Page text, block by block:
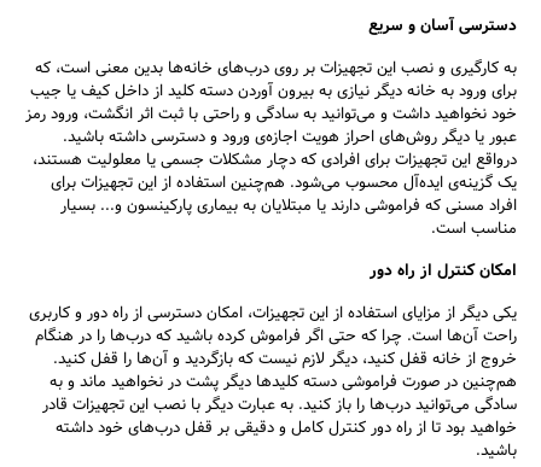
دسترسی آسان و سریع
به کارگیری و نصب این تجهیزات بر روی درب‌های خانه‌ها بدین معنی است، که
برای ورود به خانه دیگر نیازی به بیرون آوردن دسته کلید از داخل کیف یا جیب
خود نخواهید داشت و می‌توانید به سادگی و راحتی با ثبت اثر انگشت، ورود رمز
عبور یا دیگر روش‌های احراز هویت اجازه‌ی ورود و دسترسی داشته باشید.
درواقع این تجهیزات برای افرادی که دچار مشکلات جسمی یا معلولیت هستند،
یک گزینه‌ی ایده‌آل محسوب می‌شود. هم‌چنین استفاده از این تجهیزات برای
افراد مسنی که فراموشی دارند یا مبتلایان به بیماری پارکینسون و... بسیار
مناسب است.
امکان کنترل از راه دور
یکی دیگر از مزایای استفاده از این تجهیزات، امکان دسترسی از راه دور و کاربری
راحت آن‌ها است. چرا که حتی اگر فراموش کرده باشید که درب‌ها را در هنگام
خروج از خانه قفل کنید، دیگر لازم نیست که بازگردید و آن‌ها را قفل کنید.
هم‌چنین در صورت فراموشی دسته کلیدها دیگر پشت در نخواهید ماند و به
سادگی می‌توانید درب‌ها را باز کنید. به عبارت دیگر با نصب این تجهیزات قادر
خواهید بود تا از راه دور کنترل کامل و دقیقی بر قفل درب‌های خود داشته
باشید.